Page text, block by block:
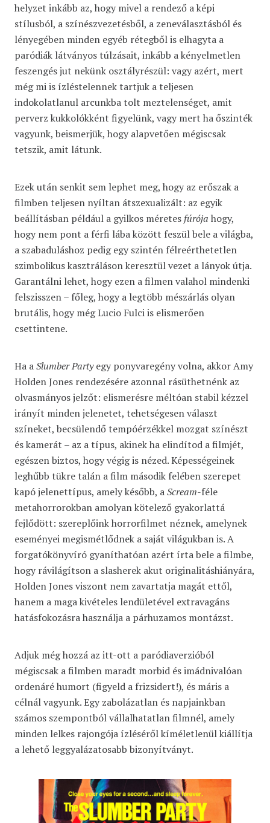
helyzet inkább az, hogy mivel a rendező a képi
stílusból, a színészvezetésből, a zeneválasztásból és
lényegében minden egyéb rétegből is elhagyta a
paródiák látványos túlzásait, inkább a kényelmetlen
feszengés jut nekünk osztályrészül: vagy azért, mert
még mi is ízléstelennek tartjuk a teljesen
indokolatlanul arcunkba tolt meztelenséget, amit
perverz kukkolókként figyelünk, vagy mert ha őszinték
vagyunk, beismerjük, hogy alapvetően mégiscsak
tetszik, amit látunk.
Ezek után senkit sem lephet meg, hogy az erőszak a
filmben teljesen nyíltan átszexualizált: az egyik
beállításban például a gyilkos méretes fúrója hogy,
hogy nem pont a férfi lába között feszül bele a világba,
a szabaduláshoz pedig egy szintén félreérthetetlen
szimbolikus kasztráláson keresztül vezet a lányok útja.
Garantálni lehet, hogy ezen a filmen valahol mindenki
felszisszen – főleg, hogy a legtöbb mészárlás olyan
brutális, hogy még Lucio Fulci is elismerően
csettintene.
Ha aSlumber Partyegy ponyvaregény volna, akkor Amy
Holden Jones rendezésére azonnal rásüthetnénk az
olvasmányos jelzőt: elismerésre méltóan stabil kézzel
irányít minden jelenetet, tehetségesen választ
színeket, becsülendő tempóérzékkel mozgat színészt
és kamerát – az a típus, akinek ha elindítod a filmjét,
egészen biztos, hogy végig is nézed. Képességeinek
leghűbb tükre talán a film második felében szerepet
kapó jelenettípus, amely később, aScream-féle
metahorrorokban amolyan kötelező gyakorlattá
fejlődött: szereplőink horrorfilmet néznek, amelynek
eseményei megismétlődnek a saját világukban is. A
forgatókönyvíró gyaníthatóan azért írta bele a filmbe,
hogy rávilágítson a slasherek akut originalitáshiányára,
Holden Jones viszont nem zavartatja magát ettől,
hanem a maga kivételes lendületével extravagáns
hatásfokozásra használja a párhuzamos montázst.
Adjuk még hozzá az itt-ott a paródiaverzióból
mégiscsak a filmben maradt morbid és imádnivalóan
ordenáré humort (figyeld a frizsidert!), és máris a
célnál vagyunk. Egy zabolázatlan és napjainkban
számos szempontból vállalhatatlan filmnél, amely
minden lelkes rajongója ízléséről kíméletlenül kiállítja
a lehető leggyalázatosabb bizonyítványt.